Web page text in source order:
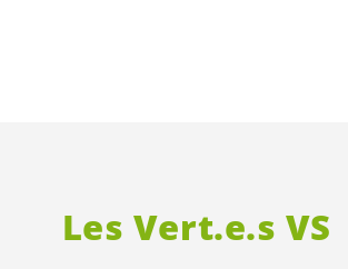
Les Vert.e.s VS